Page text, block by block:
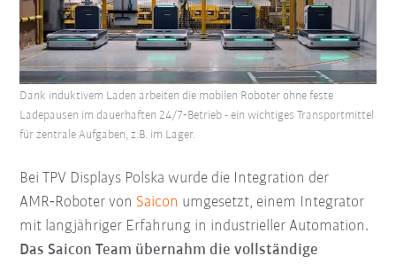
Bei TPV Displays Polska wurde die Integration der
AMR‑Roboter von Saicon umgesetzt, einem Integrator
mit langjähriger Erfahrung in industrieller Automation.
Das Saicon Team übernahm die vollständige
Dank induktivem Laden arbeiten die mobilen Roboter ohne feste
Ladepausen im dauerhaften 24/7‑Betrieb - ein wichtiges Transportmittel
für zentrale Aufgaben, z.B. im Lager.